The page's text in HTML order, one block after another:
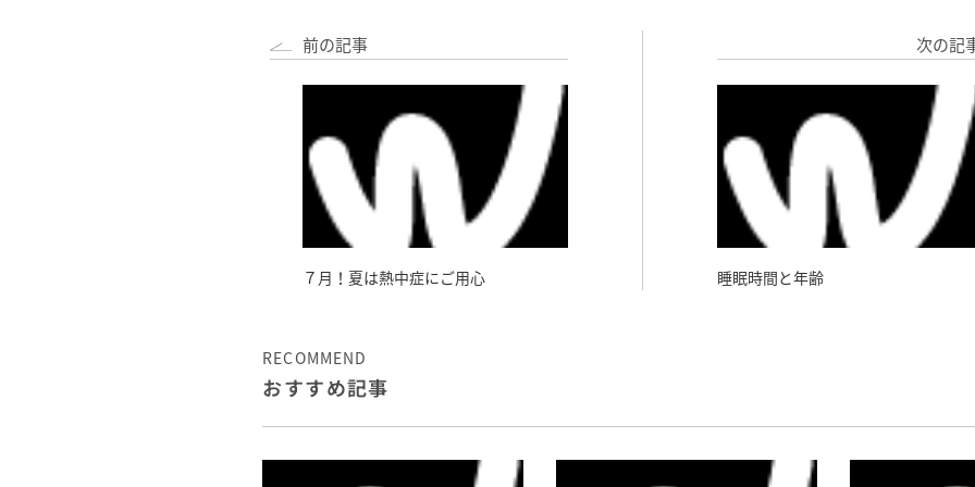
前の記事
７月！夏は熱中症にご用心
次の記
睡眠時間と年齢
RECOMMEND
おすすめ記事